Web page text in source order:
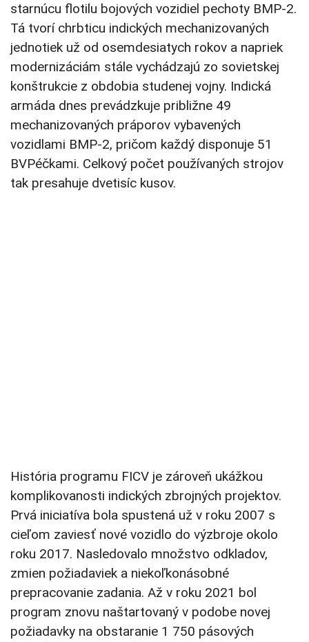
starnúcu flotilu bojových vozidiel pechoty BMP-2.
Tá tvorí chrbticu indických mechanizovaných
jednotiek už od osemdesiatych rokov a napriek
modernizáciám stále vychádzajú zo sovietskej
konštrukcie z obdobia studenej vojny. Indická
armáda dnes prevádzkuje približne 49
mechanizovaných práporov vybavených
vozidlami BMP-2, pričom každý disponuje 51
BVPéčkami. Celkový počet používaných strojov
tak presahuje dvetisíc kusov.
História programu FICV je zároveň ukážkou
komplikovanosti indických zbrojných projektov.
Prvá iniciatíva bola spustená už v roku 2007 s
cieľom zaviesť nové vozidlo do výzbroje okolo
roku 2017. Nasledovalo množstvo odkladov,
zmien požiadaviek a niekoľkonásobné
prepracovanie zadania. Až v roku 2021 bol
program znovu naštartovaný v podobe novej
požiadavky na obstaranie 1 750 pásových